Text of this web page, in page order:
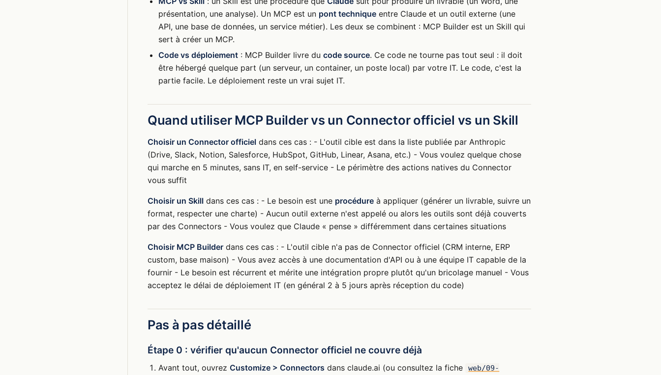
présentation, une analyse). Un MCP est un pont technique entre Claude et un outil externe (une
API, une base de données, un service métier). Les deux se combinent : MCP Builder est un Skill qui
sert à créer un MCP.
Code vs déploiement : MCP Builder livre ducode source. Ce code ne tourne pas tout seul : il doit
être hébergé quelque part (un serveur, un container, un poste local) par votre IT. Le code, c'est la
partie facile. Le déploiement reste un vrai sujet IT.
Quand utiliser MCP Builder vs un Connector officiel vs un Skill
Choisir un Connector officiel dans ces cas : - L'outil cible est dans la liste publiée par Anthropic
(Drive, Slack, Notion, Salesforce, HubSpot, GitHub, Linear, Asana, etc.) - Vous voulez quelque chose
qui marche en 5 minutes, sans IT, en self-service - Le périmètre des actions natives du Connector
vous suffit
Choisir un Skill dans ces cas : - Le besoin est une procédure à appliquer (générer un livrable, suivre un
format, respecter une charte) - Aucun outil externe n'est appelé ou alors les outils sont déjà couverts
par des Connectors - Vous voulez que Claude « pense » différemment dans certaines situations
Choisir MCP Builder dans ces cas : - L'outil cible n'a pas de Connector officiel (CRM interne, ERP
custom, base maison) - Vous avez accès à une documentation d'API ou à une équipe IT capable de la
fournir - Le besoin est récurrent et mérite une intégration propre plutôt qu'un bricolage manuel - Vous
acceptez le délai de déploiement IT (en général 2 à 5 jours après réception du code)
Pas à pas détaillé
Étape 0 : vérifier qu'aucun Connector officiel ne couvre déjà
Avant tout, ouvrezCustomize > Connectors dans claude.ai (ou consultez la fiche
web/09-